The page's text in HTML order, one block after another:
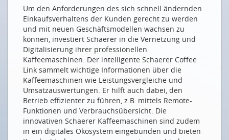
Bundesrat schafft Grundlagen für Schweizer
Datenökosystem
Eine vertrauenswürdige AI für die Schweiz
Daten, Datensicherheit und das revidierte
Bundesgesetz über den Datenschutz
DER EUROPÄISCHE DATENMARKT
Wie sich der EU Data Act auf die Schweiz auswirkt
DATEN IM GESUNDHEITSWESEN
Sensorik und künstliche Intelligenz hilft, Parkinson-
Um den Anforderungen des sich schnell ändernden
Einkaufsverhaltens der Kunden gerecht zu werden
und mit neuen Geschäftsmodellen wachsen zu
können, investiert Schaerer in die Vernetzung und
Digitalisierung ihrer professionellen
Kaffeemaschinen. Der intelligente Schaerer Coffee
Link sammelt wichtige Informationen über die
Kaffeemaschinen wie Leistungsvergleiche und
Umsatzauswertungen. Er hilft auch dabei, den
Betrieb effizienter zu führen, z.B. mittels Remote-
Funktionen und Verbrauchsübersicht. Die
innovativen Schaerer Kaffeemaschinen sind zudem
in ein digitales Ökosystem eingebunden und bieten